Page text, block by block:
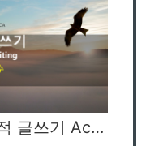
ACPK Doctor: 학문적 글쓰기 Academic Writing «Академическое письмо»